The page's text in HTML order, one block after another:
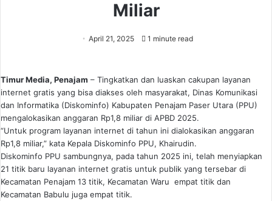
Miliar
April 21, 2025 1 minute read
Timur Media, Penajam – Tingkatkan dan luaskan cakupan layanan
internet gratis yang bisa diakses oleh masyarakat, Dinas Komunikasi
dan Informatika (Diskominfo) Kabupaten Penajam Paser Utara (PPU)
mengalokasikan anggaran Rp1,8 miliar di APBD 2025.
“Untuk program layanan internet di tahun ini dialokasikan anggaran
Rp1,8 miliar,” kata Kepala Diskominfo PPU, Khairudin.
Diskominfo PPU sambungnya, pada tahun 2025 ini, telah menyiapkan
21 titik baru layanan internet gratis untuk publik yang tersebar di
Kecamatan Penajam 13 titik, Kecamatan Waru empat titik dan
Kecamatan Babulu juga empat titik.